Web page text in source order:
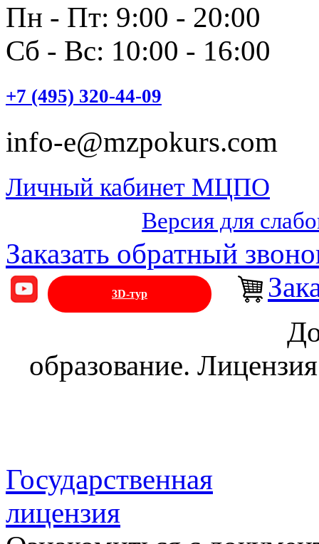
Пн - Пт: 9:00 - 20:00
Сб - Вс: 10:00 - 16:00
+7 (495) 320-44-09
info-e@mzpokurs.com
Личный кабинет МЦПО
Версия для
Заказать обратный
3D-тур
образование.
Государственная
лицензия